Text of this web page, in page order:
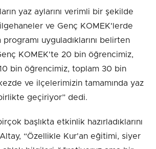
yaz aylarını verimli bir şekilde
ve Genç KOMEK'lerde
uyguladıklarını belirten
KOMEK'te 20 bin öğrencimiz,
bin öğrencimiz, toplam 30 bin
ve ilçelerimizin tamamında yaz
geçiriyor” dedi.
başlıkta etkinlik hazırladıklarını
“Özellikle Kur'an eğitimi, siyer